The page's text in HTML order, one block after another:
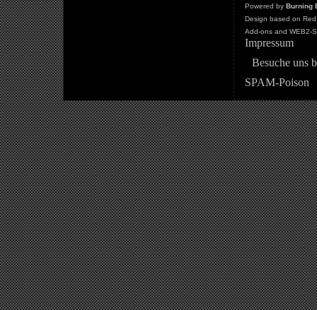
Powered by Burning
Design based on
Add-ons and WEB2-
Impressum
Besuche uns
SPAM-Poison